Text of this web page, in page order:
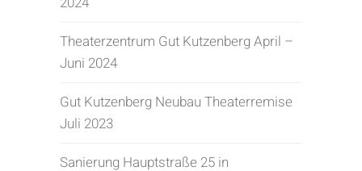
Theaterzentrum Gut Kutzenberg April –
Juni 2024
Gut Kutzenberg Neubau Theaterremise
Juli 2023
Sanierung Hauptstraße 25 in